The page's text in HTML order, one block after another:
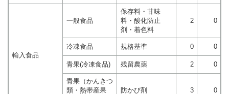
輸入食品
一般食品
保存料・甘味
料・酸化防止
剤・着色料
2 0
冷凍食品 規格基準 0 0
青果(冷凍食品) 残留農薬 2 0
青果（かんきつ
類・熱帯産果
防かび剤 3 0